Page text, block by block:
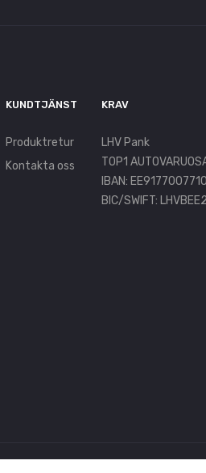
KUNDTJÄNST
Produktretur
Kontakta oss
KRAV
LHV Pank
TOP1
IBAN:
BIC/SWIFT: